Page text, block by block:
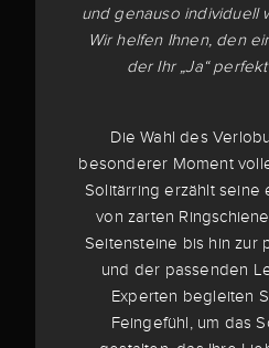
und genauso individuell
Wir helfen Ihnen, den
der Ihr „Ja“
Die Wahl des
besonderer Moment
Solitärring erzählt seine
von zarten
Seitensteine bis hin zur
und der passenden
Experten begleiten
Feingefühl, um das